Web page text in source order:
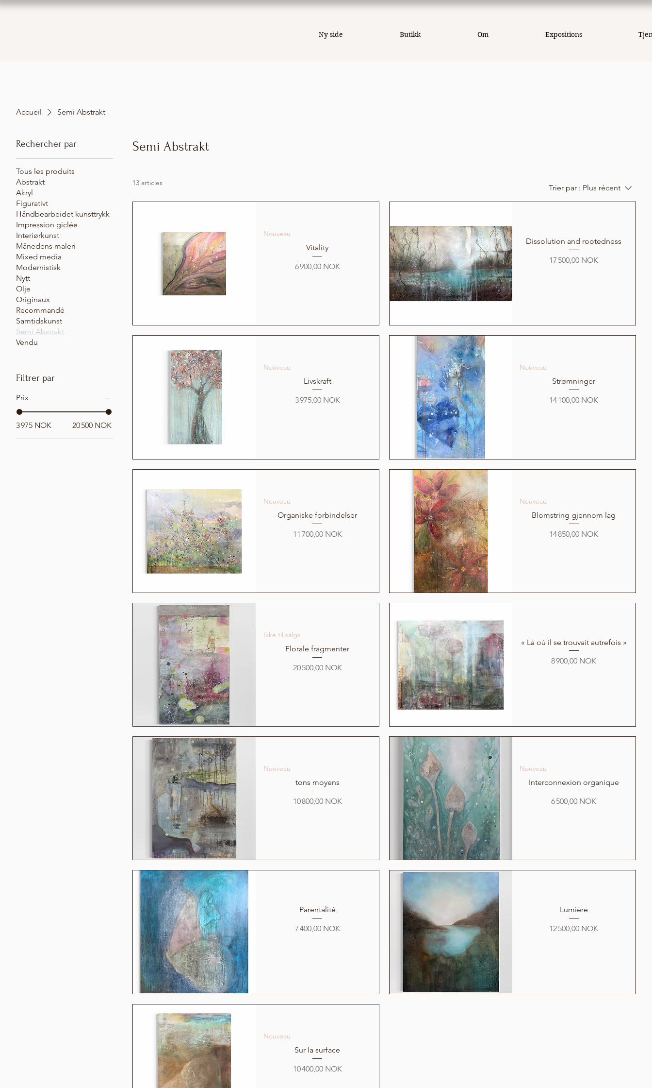
Ny side Butikk Om Expositions
Accueil Semi Abstrakt
Rechercher par
Tous les produits
Abstrakt
Akryl
Figurativt
Håndbearbeidet kunsttrykk
Impression giclée
Interiørkunst
Månedens maleri
Mixed media
Modernistisk
Nytt
Olje
Originaux
Recommandé
Samtidskunst
Semi Abstrakt
Vendu
Filtrer par
Prix
3 975 NOK 20 500 NOK
Semi Abstrakt
13 articles
Trier par : Plus récent
Nouveau
Vitality
Prix
6 900,00 NOK
Dissolution and rootedness
Prix
17 500,00 NOK
Nouveau
Livskraft
Prix
3 975,00 NOK
Nouveau
Strømninger
Prix
14 100,00 NOK
Nouveau
Organiske forbindelser
Prix
11 700,00 NOK
Nouveau
Blomstring gjennom lag
Prix
14 850,00 NOK
Ikke til salgs
Florale fragmenter
Prix
20 500,00 NOK
« Là où il se trouvait autrefois »
Prix
8 900,00 NOK
Nouveau
tons moyens
Prix
10 800,00 NOK
Nouveau
Interconnexion organique
Prix
6 500,00 NOK
Parentalité
Prix
7 400,00 NOK
Lumière
Prix
12 500,00 NOK
Nouveau
Sur la surface
Prix
10 400,00 NOK